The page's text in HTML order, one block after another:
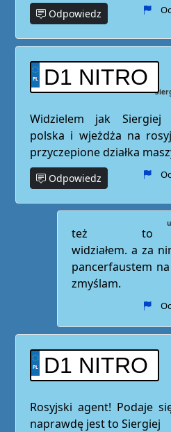
Odpowiedz
D1 NITRO
Widzielem jak Siergiej
polska i wjeżdża na
przyczepione działka
Odpowiedz
też to
widziałem. a za
pancerfaustem
zmyślam.
D1 NITRO
Rosyjski agent! Podaje
naprawdę jest to Siergiej